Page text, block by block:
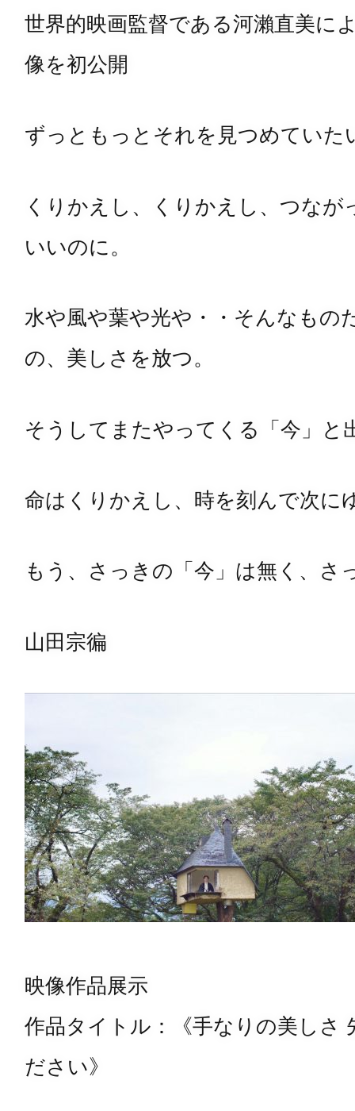
世界的映画監督である河瀨直美に
像を初公開
ずっともっとそれを見つめていた
くりかえし、くりかえし、つな
いいのに。
水や風や葉や光や・・そんなもの
の、美しさを放つ。
そうしてまたやってくる「今」と
命はくりかえし、時を刻んで次に
もう、さっきの「今」は無く、さ
山田宗徧
映像作品展示
作品タイトル：《手なりの美しさ
ださい》